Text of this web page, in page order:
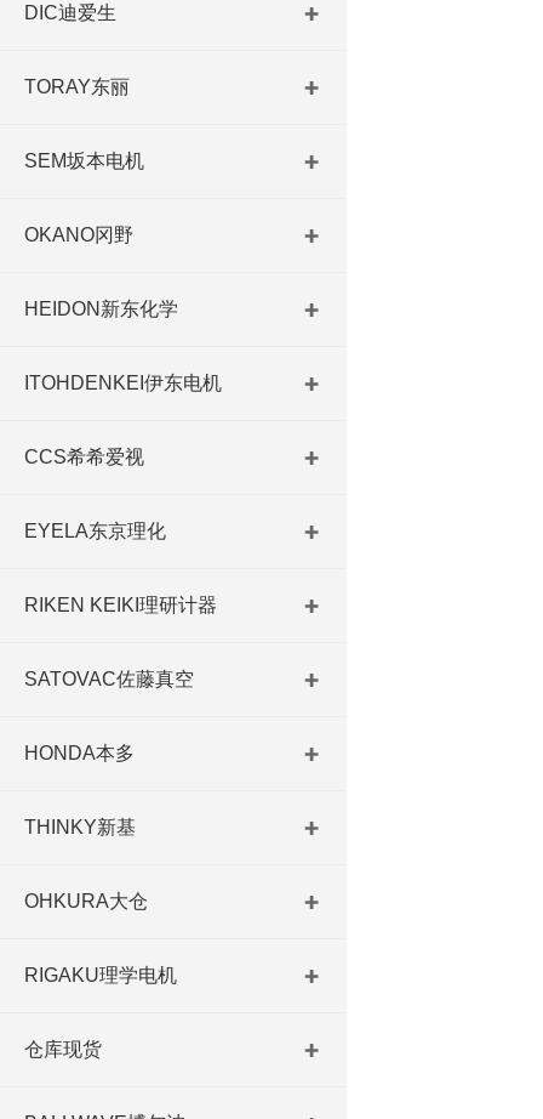
DIC迪爱生
TORAY东丽
SEM坂本电机
OKANO冈野
HEIDON新东化学
ITOHDENKEI伊东电机
CCS希希爱视
EYELA东京理化
RIKEN KEIKI理研计器
SATOVAC佐藤真空
HONDA本多
THINKY新基
OHKURA大仓
RIGAKU理学电机
仓库现货